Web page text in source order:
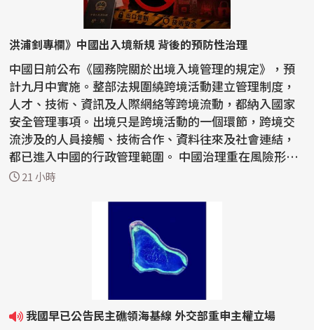
洪浦釗專欄》中國出入境新規 背後的預防性治理
中國日前公布《國務院關於出境入境管理的規定》，預
計九月中實施。整部法規圍繞跨境活動建立管理制度，
人才、技術、資訊及人際網絡等跨境流動，都納入國家
安全管理事項。出境只是跨境活動的一個環節，跨境交
流涉及的人員接觸、技術合作、資料往來及社會連結，
都已進入中國的行政管理範圍。 中國治理重在風險形成
前介...
21 小時
我國早已公告民主礁領海基線 外交部重申主權立場